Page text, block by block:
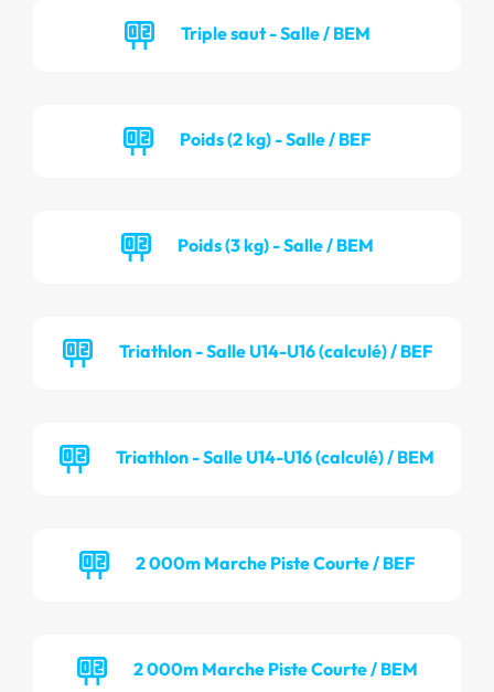
Triple saut - Salle / BEM
Poids (2 kg) - Salle / BEF
Poids (3 kg) - Salle / BEM
Triathlon - Salle U14-U16 (calculé) / BEF
Triathlon - Salle U14-U16 (calculé) / BEM
2 000m Marche Piste Courte / BEF
2 000m Marche Piste Courte / BEM